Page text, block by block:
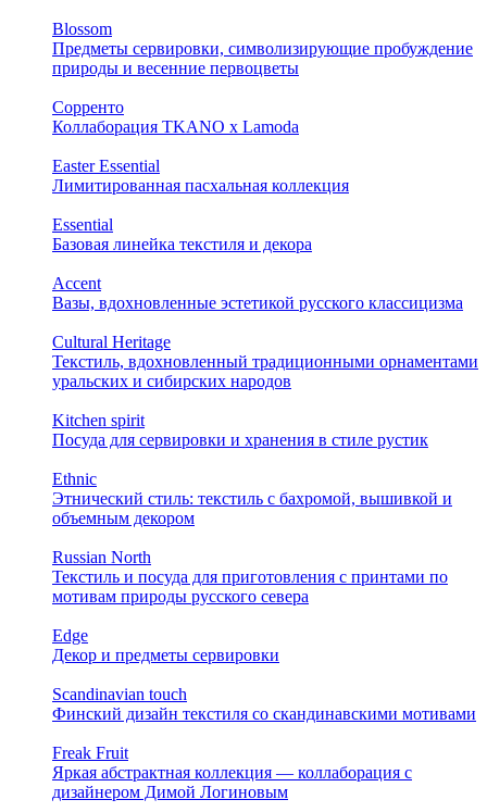
Blossom
Предметы сервировки, символизирующие пробуждение
природы и весенние первоцветы
Сорренто
Коллаборация TKANO х Lamoda
Easter Essential
Лимитированная пасхальная коллекция
Essential
Базовая линейка текстиля и декора
Accent
Вазы, вдохновленные эстетикой русского классицизма
Cultural Heritage
Текстиль, вдохновленный традиционными орнаментами
уральских и сибирских народов
Kitchen spirit
Посуда для сервировки и хранения в стиле рустик
Ethnic
Этнический стиль: текстиль с бахромой, вышивкой и
объемным декором
Russian North
Текстиль и посуда для приготовления с принтами по
мотивам природы русского севера
Edge
Декор и предметы сервировки
Scandinavian touch
Финский дизайн текстиля со скандинавскими мотивами
Freak Fruit
Яркая абстрактная коллекция — коллаборация с
дизайнером Димой Логиновым